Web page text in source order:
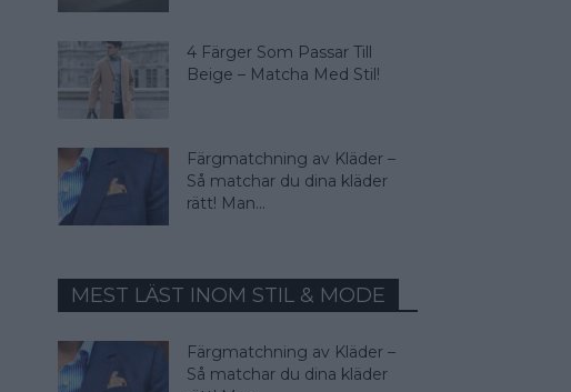
4 Färger Som Passar Till
Beige – Matcha Med Stil!
Färgmatchning av Kläder –
Så matchar du dina kläder
rätt! Man...
MEST LÄST INOM STIL & MODE
Färgmatchning av Kläder –
Så matchar du dina kläder